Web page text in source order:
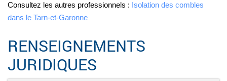
Consultez les autres professionnels : Isolation des combles
dans le Tarn-et-Garonne
RENSEIGNEMENTS
JURIDIQUES